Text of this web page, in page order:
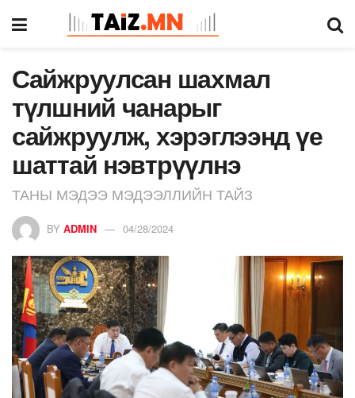
Сайжруулсан шахмал
түлшний чанарыг
сайжруулж, хэрэглээнд үе
шаттай нэвтрүүлнэ
ТАНЫ МЭДЭЭ МЭДЭЭЛЛИЙН ТАЙЗ
BY ADMIN 04/28/2024